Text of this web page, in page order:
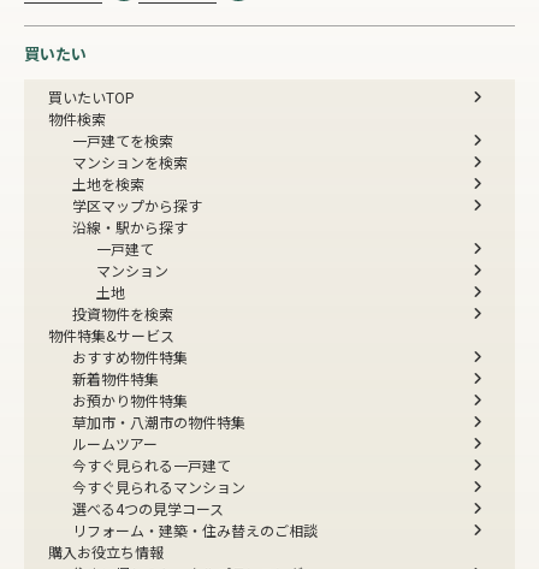
買いたい
買いたいTOP
物件検索
一戸建てを検索
マンションを検索
土地を検索
学区マップから探す
沿線・駅から探す
一戸建て
マンション
土地
投資物件を検索
物件特集&サービス
おすすめ物件特集
新着物件特集
お預かり物件特集
草加市・八潮市の物件特集
ルームツアー
今すぐ見られる一戸建て
今すぐ見られるマンション
選べる4つの見学コース
リフォーム・建築・住み替えのご相談
購入お役立ち情報